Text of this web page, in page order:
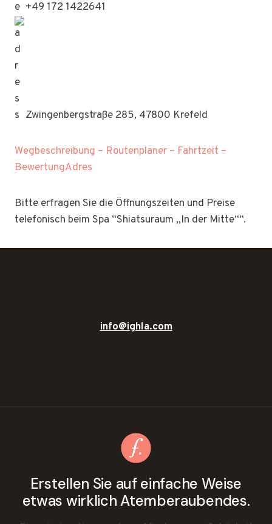
+49 172 1422641
Zwingenbergstraße 285, 47800 Krefeld
Wegbeschreibung – Routenplaner – Fahrtzeit –
BewertungAdres
Bitte erfragen Sie die Öffnungszeiten und Preise
telefonisch beim Spa “Shiatsuraum „In der Mitte““.
info@ighla.com
Erstellen Sie auf einfache Weise
etwas wirklich Atemberaubendes.